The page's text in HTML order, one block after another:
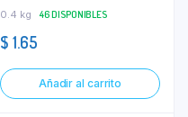
0.4 kg 46 DISPONIBLES
$ 1.65
Añadir al carrito